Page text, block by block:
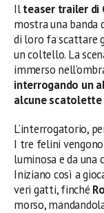
Ilteaser trailer di
mostra una
di loro fa scattare
un coltello. La
immerso
interrogando un
alcune
L’interrogatorio,
I tre felini
luminosa e da una
Iniziano così a
veri gatti, finché
morso,